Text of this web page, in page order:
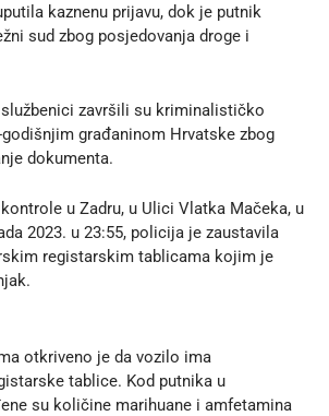
kaznenu prijavu, dok je putnik
sud zbog posjedovanja droge i
završili su kriminalističko
građaninom Hrvatske zbog
dokumenta.
u Zadru, u Ulici Vlatka Mačeka, u
2023. u 23:55, policija je zaustavila
registarskim tablicama kojim je
otkriveno je da vozilo ima
tablice. Kod putnika u
su količine marihuane i amfetamina